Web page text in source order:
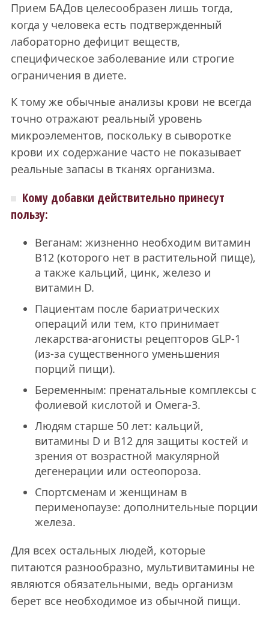
Прием БАДов целесообразен лишь тогда,
когда у человека есть подтвержденный
лабораторно дефицит веществ,
специфическое заболевание или строгие
ограничения в диете.
К тому же обычные анализы крови не всегда
точно отражают реальный уровень
микроэлементов, поскольку в сыворотке
крови их содержание часто не показывает
реальные запасы в тканях организма.
Кому добавки действительно принесут
пользу:
Веганам: жизненно необходим витамин
B12 (которого нет в растительной пище),
а также кальций, цинк, железо и
витамин D.
Пациентам после бариатрических
операций или тем, кто принимает
лекарства-агонисты рецепторов GLP-1
(из-за существенного уменьшения
порций пищи).
Беременным: пренатальные комплексы с
фолиевой кислотой и Омега-3.
Людям старше 50 лет: кальций,
витамины D и B12 для защиты костей и
зрения от возрастной макулярной
дегенерации или остеопороза.
Спортсменам и женщинам в
перименопаузе: дополнительные порции
железа.
Для всех остальных людей, которые
питаются разнообразно, мультивитамины не
являются обязательными, ведь организм
берет все необходимое из обычной пищи.